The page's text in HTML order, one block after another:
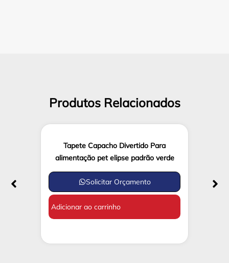
Produtos Relacionados
Tapete Capacho Divertido Para
alimentação pet elipse padrão verde
Solicitar Orçamento
Adicionar ao carrinho